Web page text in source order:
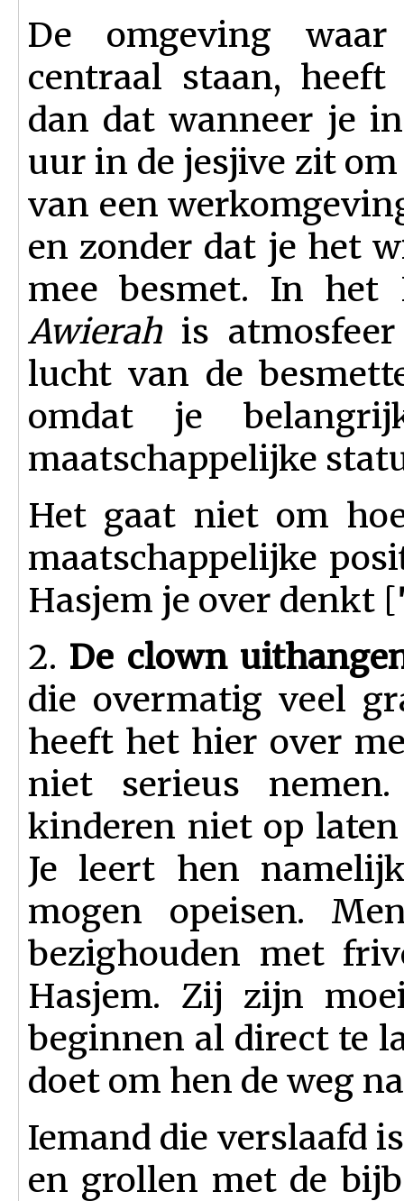
De omgeving waar
centraal staan,
dan dat wanneer je
uur in de jesjive zit
van een
en zonder dat je het
mee besmet. In het
Awierahis atmosfeer
lucht van de
omdat je
maatschappelijke
Het gaat niet om
maatschappelijke
Hasjem je over denkt [
2. De clown
die overmatig veel
heeft het hier over
niet serieus
kinderen niet op
Je leert hen
mogen opeisen.
bezighouden met
Hasjem. Zij zijn
beginnen al direct te
doet om hen de weg
Iemand die verslaafd
en grollen met de